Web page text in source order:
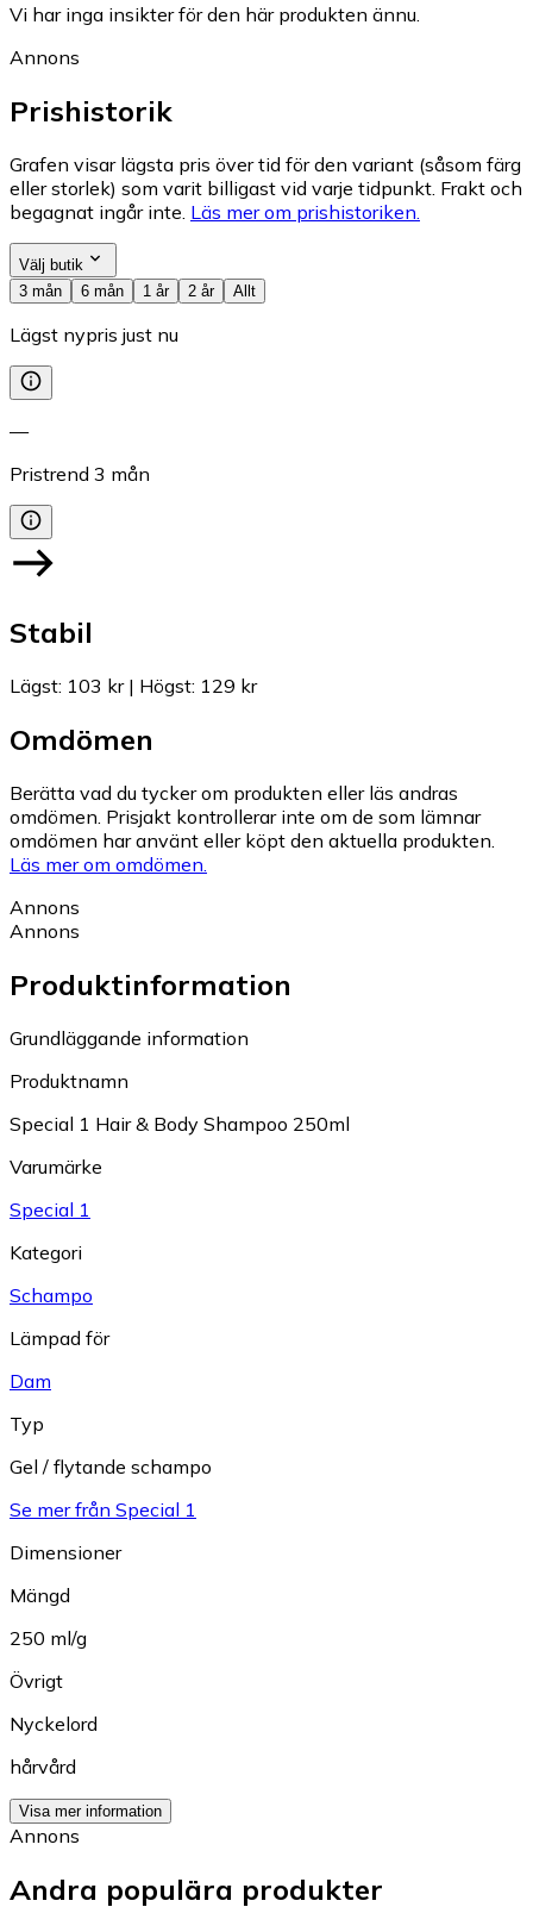
Vi har inga insikter för den här produkten ännu.
Annons
Prishistorik
Grafen visar lägsta pris över tid för den variant (såsom färg
eller storlek) som varit billigast vid varje tidpunkt. Frakt och
begagnat ingår inte. Läs mer om prishistoriken.
Välj butik
3 mån
6 mån 1 år 2 år Allt
Lägst nypris just nu
—
Pristrend 3 mån
Stabil
Lägst: 103 kr| Högst: 129 kr
Omdömen
Berätta vad du tycker om produkten eller läs andras
omdömen. Prisjakt kontrollerar inte om de som lämnar
omdömen har använt eller köpt den aktuella produkten.
Läs mer om omdömen.
Annons
Annons
Produktinformation
Grundläggande information
Produktnamn
Special 1 Hair & Body Shampoo 250ml
Varumärke
Special 1
Kategori
Schampo
Lämpad för
Dam
Typ
Gel / flytande schampo
Se mer från Special 1
Dimensioner
Mängd
250 ml/g
Övrigt
Nyckelord
hårvård
Visa mer information
Annons
Andra populära produkter